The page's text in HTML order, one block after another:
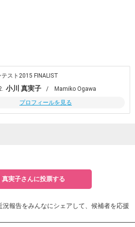
テスト2015 FINALIST
小川 真実子
/ Mamiko Ogawa
プロフィールを見る
真実子さんに投票する
報告をみんなにシェアして、候補者を応援